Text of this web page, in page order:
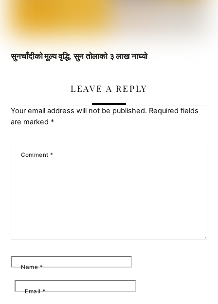
सुनचाँदीको मूल्य वृद्धि, सुन तोलाको ३ लाख नाघ्यो
LEAVE A REPLY
Your email address will not be published. Required fields
are marked *
Comment*
Name*
Email*